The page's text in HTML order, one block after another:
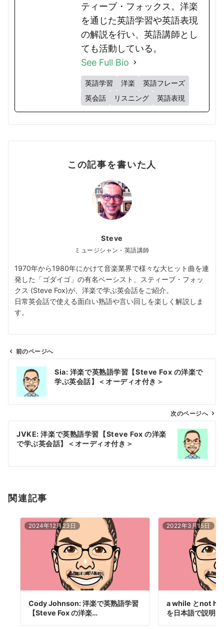
ティーブ・フォックス。洋楽
を通じた英語学習や英語表現
の解説を行い、英語講師とし
ても活動している。
See Full Bio
英語学習 洋楽
英語フレーズ
英会話
リスニング 英語表現
この記事を書いた人
Steve
ミュージシャン・英語講師
1970年から1980年にかけて音楽業界で様々な大ヒット曲を連
発した「ゴダイゴ」の有名ベーシスト、スティーブ・フォッ
クス (Steve Fox)が、洋楽で学ぶ英会話をご紹介。
日常英会話で使える面白い熟語や言い回しを楽しく解説しま
す。
ン
前のページへ
Sia: 洋楽で英熟語学習【Steve Fox の洋楽で
学ぶ英会話】＜オーディオ付き＞
次のページへ
JVKE: 洋楽で英熟語学習【Steve Fox の洋楽
で学ぶ英会話】＜オーディオ付き＞
関連記事
2024年12月23日
Cody Johnson: 洋楽で英熟語学習
【Steve Fox の洋楽…
2022年3月15日
a while とnot
を日本語で説明